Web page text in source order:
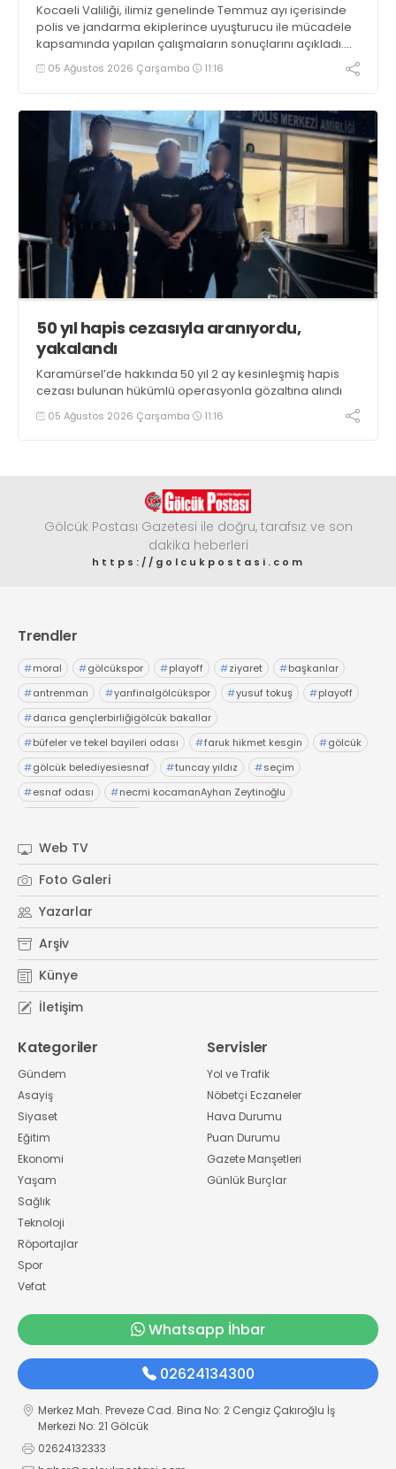
Kocaeli Valiliği, ilimiz genelinde Temmuz ayı içerisinde
polis ve jandarma ekiplerince uyuşturucu ile mücadele
kapsamında yapılan çalışmaların sonuçlarını açıkladı.
Çalışmalar sonucunda uyuşturucu ve uyarıcı madde
kullanan, ticaretini ve sevkiyatını yapan 44 şahıs
05 Ağustos 2026 Çarşamba 11:16
50 yıl hapis cezasıyla aranıyordu,
yakalandı
Karamürsel’de hakkında 50 yıl 2 ay kesinleşmiş hapis
cezası bulunan hükümlü operasyonla gözaltına alındı
05 Ağustos 2026 Çarşamba 11:16
Gölcük Postası Gazetesi ile doğru, tarafsız ve son
dakika heberleri
https://golcukpostasi.com
Trendler
#moral #gölcükspor #playoff #ziyaret #başkanlar
#antrenman #yarıfinalgölcükspor #yusuf tokuş #playoff
#darıca gençlerbirliğigölcük bakallar
#büfeler ve tekel bayileri odası #faruk hikmet kesgin #gölcük
#gölcük belediyesiesnaf #tuncay yıldız #seçim
#esnaf odası #necmi kocamanAyhan Zeytinoğlu
Web TV
Foto Galeri
Yazarlar
Arşiv
Künye
İletişim
Kategoriler
Gündem
Asayiş
Siyaset
Eğitim
Ekonomi
Yaşam
Sağlık
Teknoloji
Röportajlar
Spor
Vefat
Servisler
Yol ve Trafik
Nöbetçi Eczaneler
Hava Durumu
Puan Durumu
Gazete Manşetleri
Günlük Burçlar
Whatsapp İhbar
02624134300
Merkez Mah. Preveze Cad. Bina No: 2 Cengiz Çakıroğlu İş
Merkezi No: 21 Gölcük
02624132333